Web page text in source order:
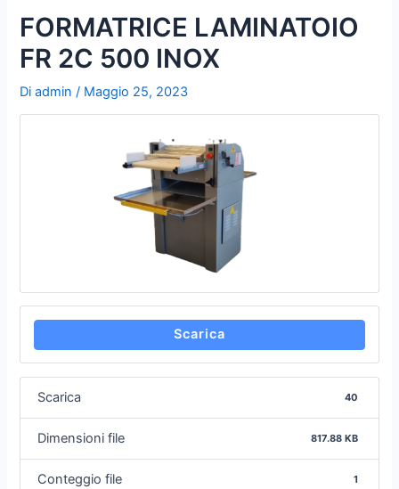
u
b
e
FORMATRICE LAMINATOIO
FR 2C 500 INOX
Diadmin/ Maggio 25, 2023
Scarica
Scarica 40
Dimensioni file 817.88 KB
Conteggio file 1